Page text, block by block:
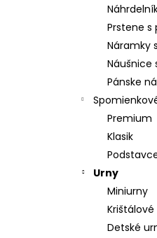
Prstene s
Náramky
Náušnice
Pánske
Premium
Klasik
Urny
Miniurny
Detské
POZLÁTENÝ